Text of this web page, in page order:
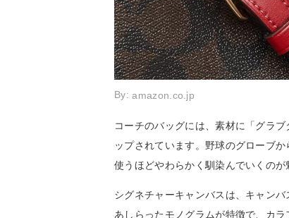
By:amazon.co.jp
コーチのバッグには、素材に「グラ
ップされています。野球のグローブ
使うほどやわらかく馴染んでいくのが
シグネチャーキャンバスは、キャン
あしらったモノグラムが特徴で、カ